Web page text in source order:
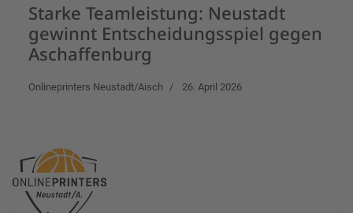
Starke Teamleistung: Neustadt
gewinnt Entscheidungsspiel gegen
Aschaffenburg
Onlineprinters Neustadt/Aisch 26. April 2026